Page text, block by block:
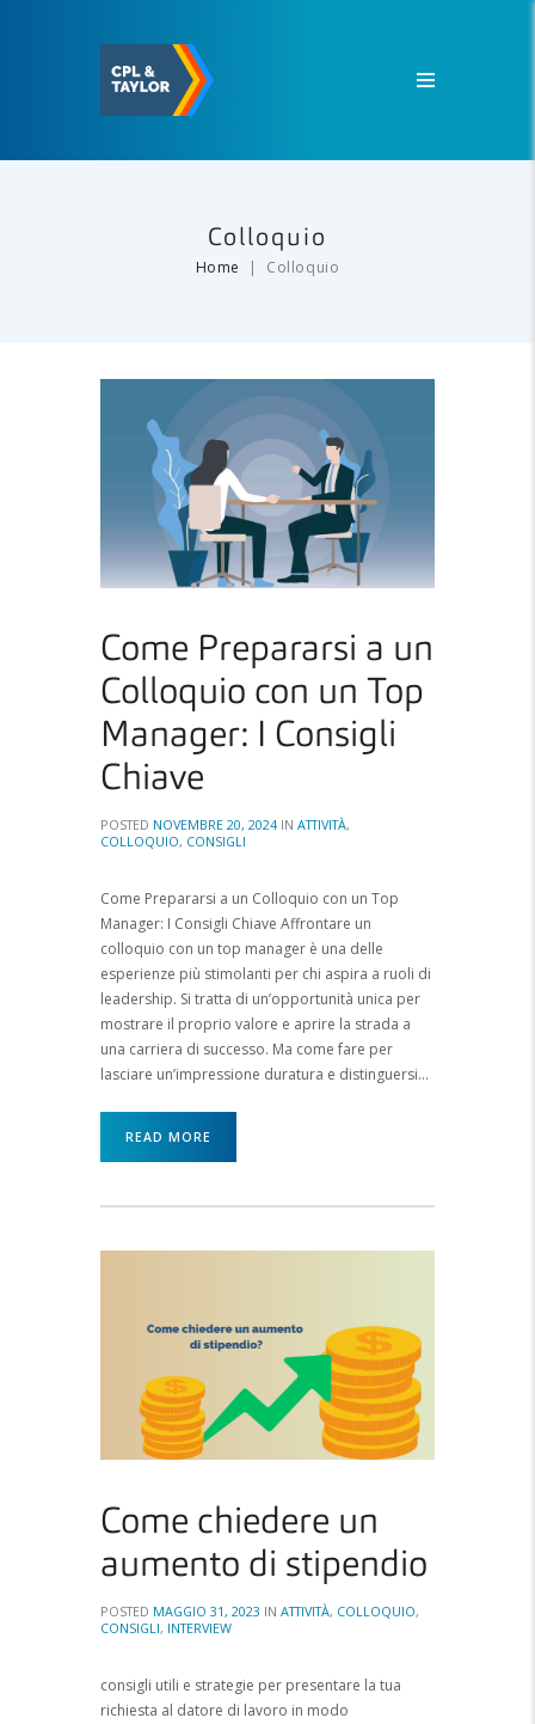
Colloquio
Home Colloquio
Come Prepararsi a un
Colloquio con un Top
Manager: I Consigli
Chiave
POSTED NOVEMBRE 20, 2024 IN ATTIVITÀ,
COLLOQUIO, CONSIGLI
Come Prepararsi a un Colloquio con un Top
Manager: I Consigli Chiave Affrontare un
colloquio con un top manager è una delle
esperienze più stimolanti per chi aspira a ruoli di
leadership. Si tratta di un’opportunità unica per
mostrare il proprio valore e aprire la strada a
una carriera di successo. Ma come fare per
lasciare un’impressione duratura e distinguersi…
READ MORE
Come chiedere un
aumento di stipendio
POSTED MAGGIO 31, 2023 IN ATTIVITÀ, COLLOQUIO,
CONSIGLI, INTERVIEW
consigli utili e strategie per presentare la tua
richiesta al datore di lavoro in modo